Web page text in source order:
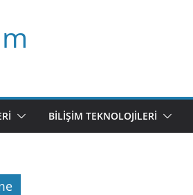
BILIŞIM TEKNOLOJILERI